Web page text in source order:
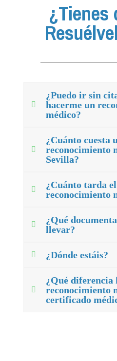
¿Tienes
¿Puedo ir sin
hacerme un
médico?
¿Cuánto cuesta
reconocimiento
Sevilla?
¿Cuánto tarda el
reconocimiento
¿Qué
llevar?
¿Dónde estáis?
¿Qué diferencia
reconocimiento
certificado